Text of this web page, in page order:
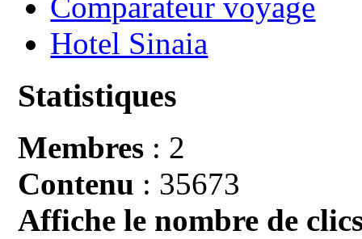
Hotel Sinaia
Statistiques
Membres : 2
Contenu : 35673
Affiche le nombre de